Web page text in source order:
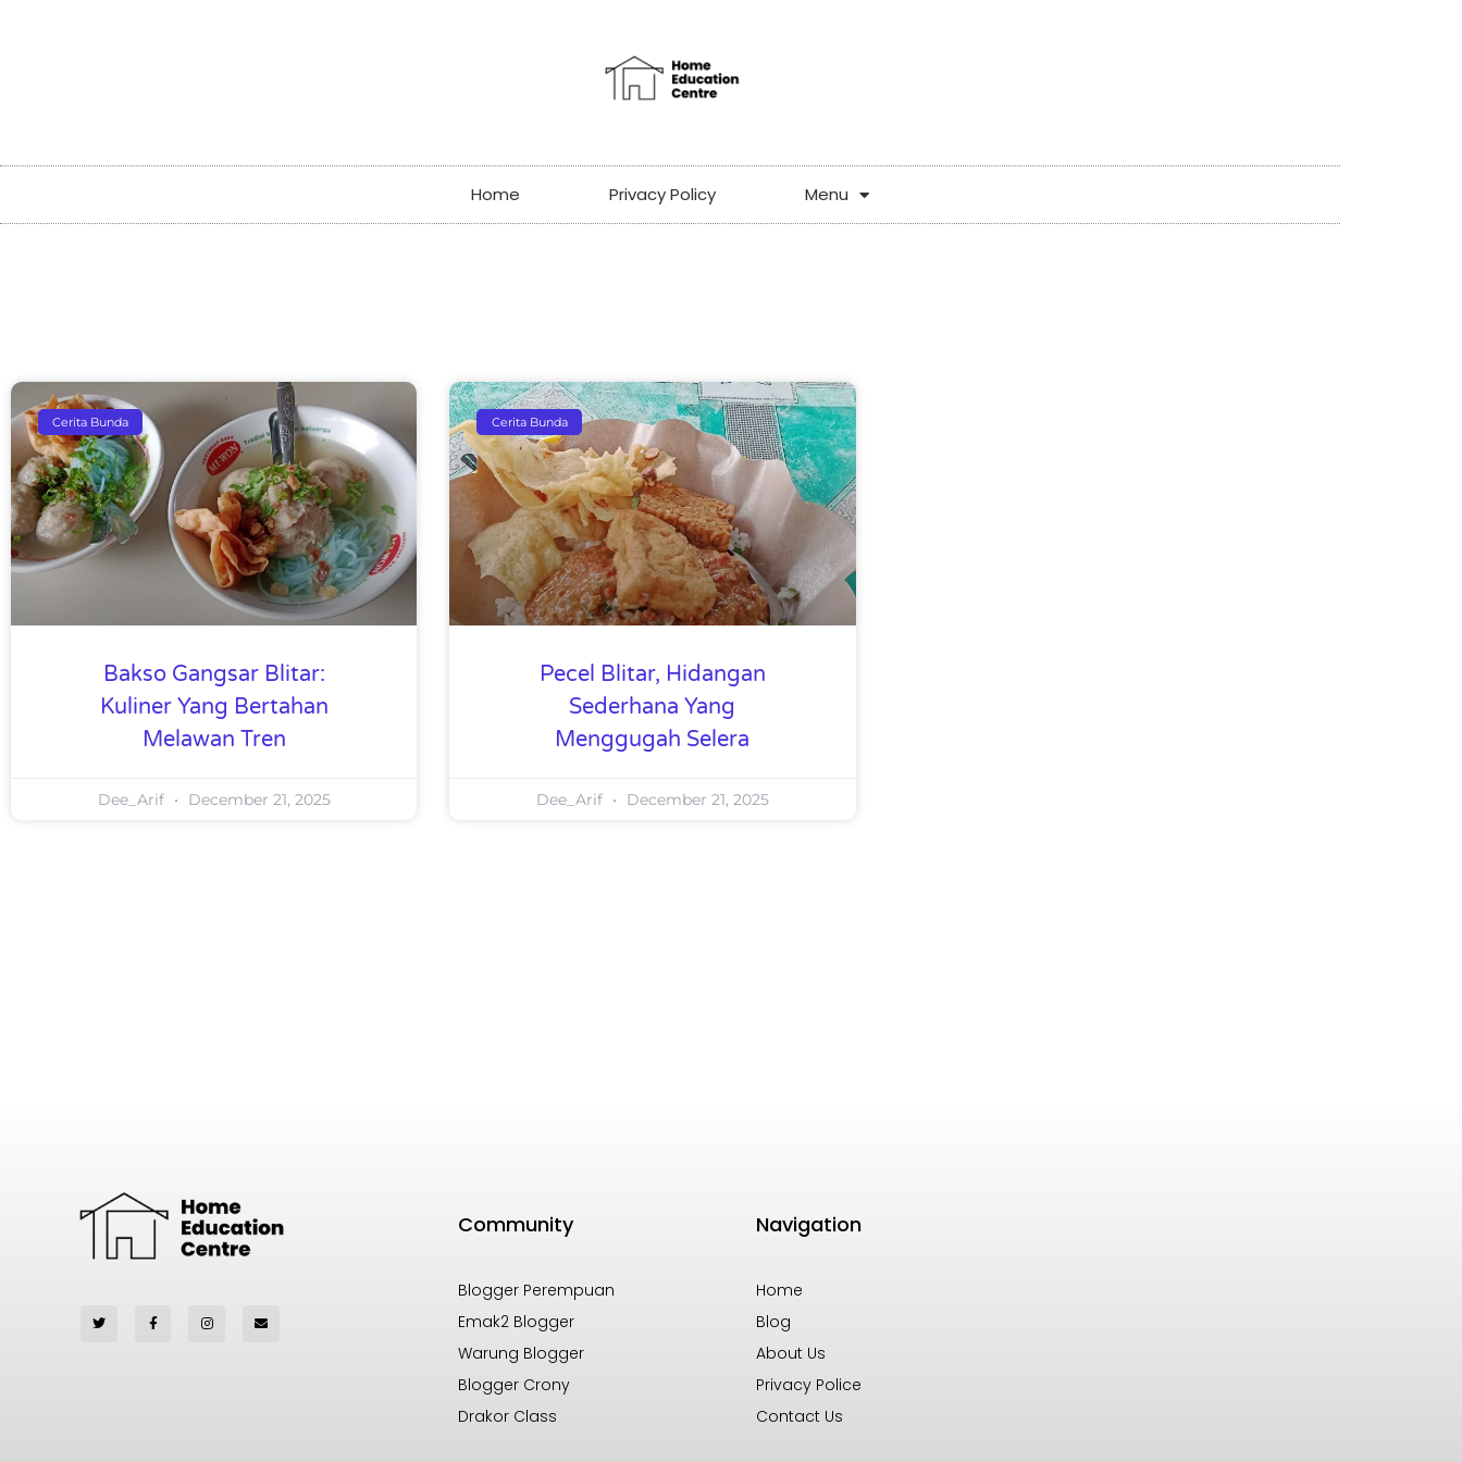
Home Privacy Policy Menu
Cerita Bunda
Bakso Gangsar Blitar:
Kuliner Yang Bertahan
Melawan Tren
Dee_Arif December 21, 2025
Cerita Bunda
Pecel Blitar, Hidangan
Sederhana Yang
Menggugah Selera
Dee_Arif December 21, 2025
Community
Blogger Perempuan
Emak2 Blogger
Warung Blogger
Blogger Crony
Drakor Class
Navigation
Home
Blog
About Us
Privacy Police
Contact Us